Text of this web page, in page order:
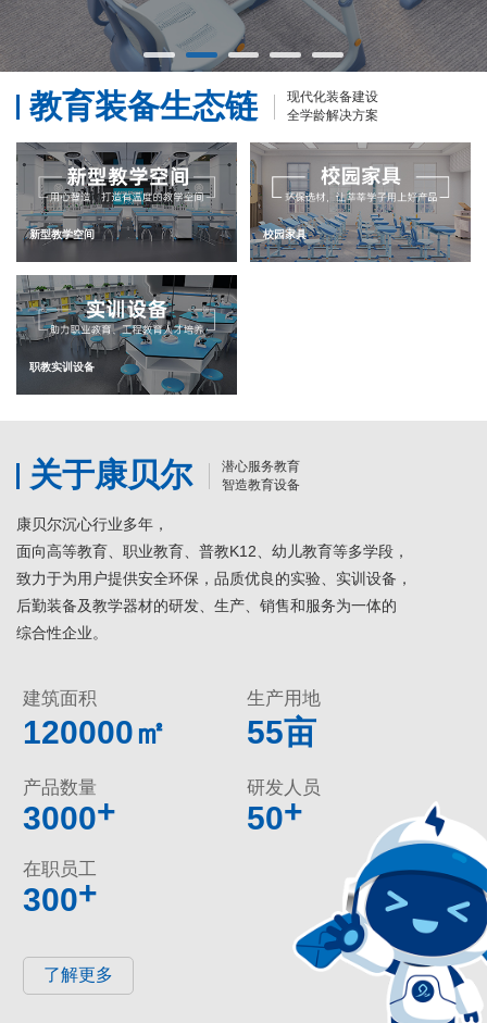
教育装备生态链
现代化装备建设
全学龄解决方案
新型教学空间 校园家具
职教实训设备
关于康贝尔
潜心服务教育
智造教育设备
康贝尔沉心行业多年，
面向高等教育、职业教育、普教K12、幼儿教育等多学段，
致力于为用户提供安全环保，品质优良的实验、实训设备，
后勤装备及教学器材的研发、生产、销售和服务为一体的
综合性企业。
建筑面积
120000㎡
生产用地
55亩
产品数量
3000+
研发人员
50+
在职员工
300+
了解更多